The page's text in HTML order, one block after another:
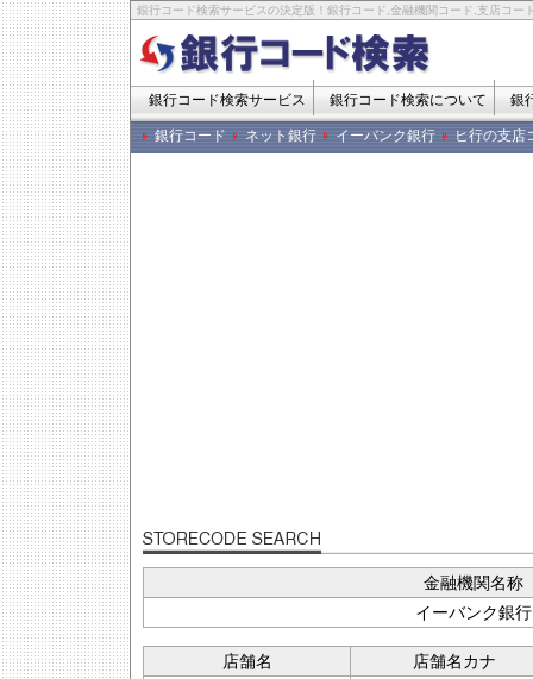
銀行コード検索サービスの決定版！銀行コード,金融機関コード,支店コー
銀行コード検索サービス 銀行コード検索について 銀
銀行コード ネット銀行 イーバンク銀行 ヒ行の支店
金融機関名称
イーバンク銀行
店舗名
店舗名カナ